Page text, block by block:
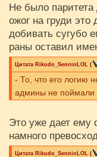
Не было паритета
ожог на груди это
добивать сугубо
раны оставил
Цитата Rikudo_SenninLOL (
- То, что его логию
админы не поймали
Это уже дает ему
намного
Цитата Rikudo_SenninLOL (